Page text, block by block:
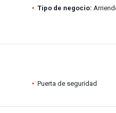
Tipo de negocio:
Puerta de seguridad